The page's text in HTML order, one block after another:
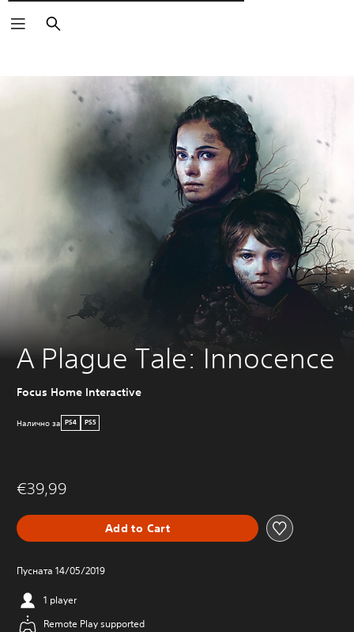
Търсене
A Plague Tale: Innocence
Focus Home Interactive
Налично за PS4 PS5
€39,99
Add to Cart
Пусната 14/05/2019
1 player
Remote Play supported